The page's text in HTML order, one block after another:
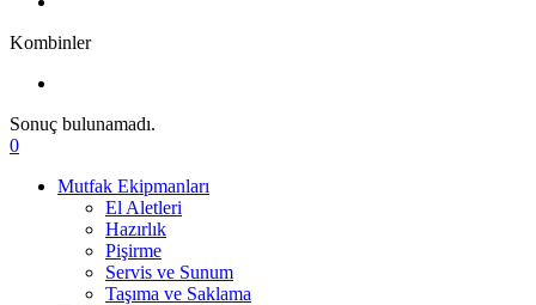
Kombinler
Sonuç bulunamadı.
0
Mutfak Ekipmanları
El Aletleri
Hazırlık
Pişirme
Servis ve Sunum
Taşıma ve Saklama